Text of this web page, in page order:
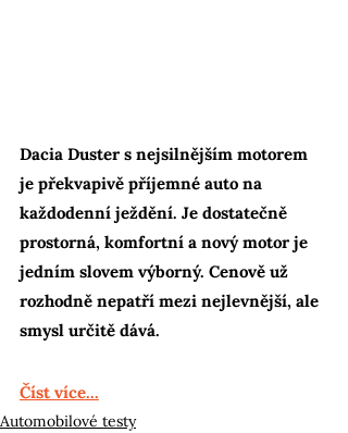
Dacia Duster s nejsilnějším motorem
je překvapivě příjemné auto na
každodenní ježdění. Je dostatečně
prostorná, komfortní a nový motor je
jedním slovem výborný. Cenově už
rozhodně nepatří mezi nejlevnější, ale
smysl určitě dává.
Číst více...
Automobilové testy